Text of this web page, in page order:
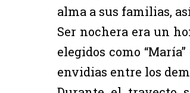
alma a sus familias,
Ser nochera era un
elegidos como
envidias entre los